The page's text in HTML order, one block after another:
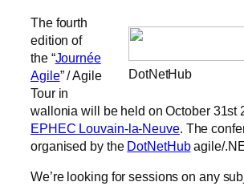
DotNetHub
The fourth
edition of
the “Journée
Agile” / Agile
Tour in
wallonia will be held on October 31st
EPHEC Louvain-la-Neuve. The
organised by the DotNetHubagile/
We’re looking for sessions on any